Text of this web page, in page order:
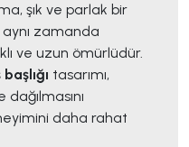
şık ve parlak bir
zamanda
ve uzun ömürlüdür.
tasarımı,
daha rahat